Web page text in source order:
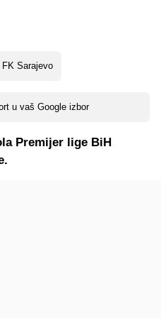
FK Sarajevo
u vaš Google izbor
Premijer lige BiH